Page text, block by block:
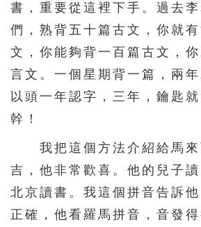
書，重要從這裡下手。過去
們，熟背五十篇古文，你就
文，你能夠背一百篇古文，
言文。一個星期背一篇，兩
以頭一年認字，三年，鑰匙
幹！
我把這個方法介紹給馬來
吉，他非常歡喜。他的兒子
北京讀書。我這個拼音告訴
正確，他看羅馬拼音，音發